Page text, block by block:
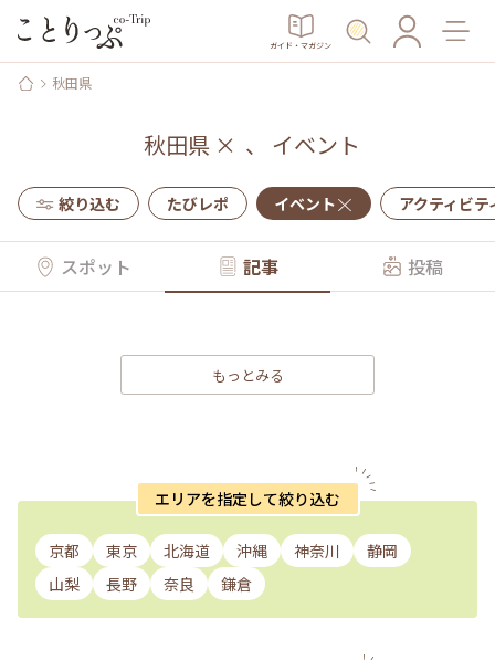
ガイド・マガジン
秋田県
秋田県 × 、 イベント
絞り込む たびレポ イベント アクティビテ
スポット 記事 投稿
もっとみる
エリアを指定して絞り込む
京都 東京 北海道 沖縄 神奈川
静岡
山梨
長野 奈良 鎌倉